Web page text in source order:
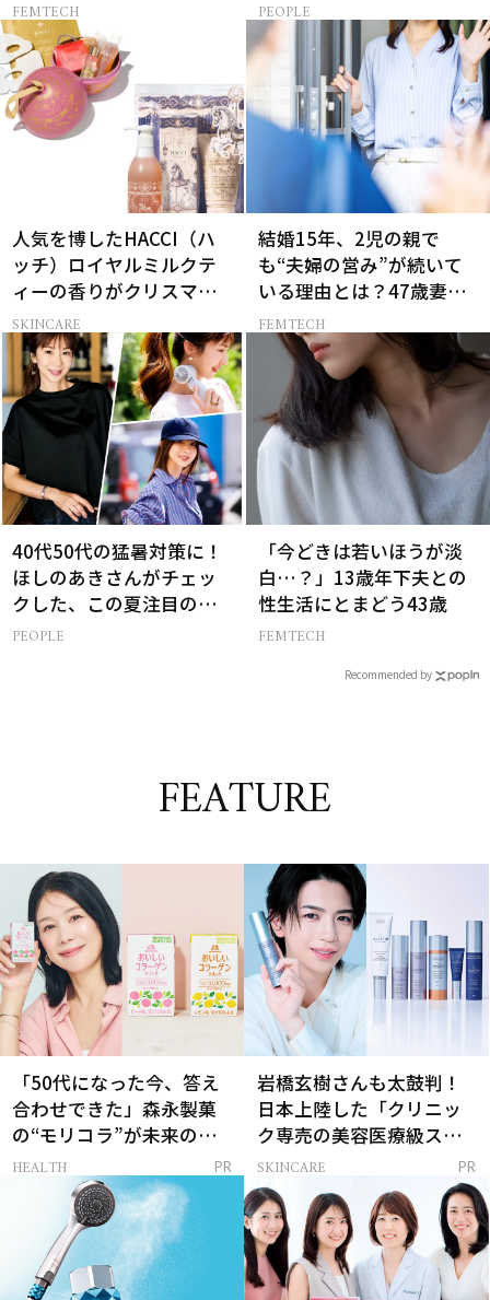
レス AND THE CITY -女た
ちの告白-】
FEMTECH
［特別画像集］
PEOPLE
人気を博したHACCI（ハ
ッチ）ロイヤルミルクテ
ィーの香りがクリスマス
に向けて限定セットで復
刻！
SKINCARE
結婚15年、2児の親で
も“夫婦の営み”が続いて
いる理由とは？47歳妻が
実践する【レスにならな
いコツ】
FEMTECH
40代50代の猛暑対策に！
ほしのあきさんがチェッ
クした、この夏注目の暑
さ対策グッズ3選
PEOPLE
「今どきは若いほうが淡
白…？」13歳年下夫との
性生活にとまどう43歳
FEMTECH
Recommended by
FEATURE
「50代になった今、答え
合わせできた」森永製菓
の“モリコラ”が未来のキ
レイを連れてくる！
HEALTH PR
岩橋玄樹さんも太鼓判！
日本上陸した「クリニッ
ク専売の美容医療級スキ
ンケア」
SKINCARE PR